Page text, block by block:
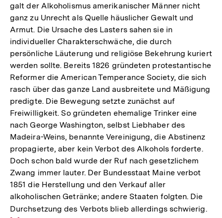
der
Fußnote
galt der Alkoholismus amerikanischer Männer nicht
ganz zu Unrecht als Quelle häuslicher Gewalt und
Armut. Die Ursache des Lasters sahen sie in
individueller Charakterschwäche, die durch
persönliche Läuterung und religiöse Bekehrung kuriert
werden sollte. Bereits 1826 gründeten protestantische
Reformer die American Temperance Society, die sich
rasch über das ganze Land ausbreitete und Mäßigung
predigte. Die Bewegung setzte zunächst auf
Freiwilligkeit. So gründeten ehemalige Trinker eine
nach George Washington, selbst Liebhaber des
Madeira-Weins, benannte Vereinigung, die Abstinenz
propagierte, aber kein Verbot des Alkohols forderte.
Doch schon bald wurde der Ruf nach gesetzlichem
Zwang immer lauter. Der Bundesstaat Maine verbot
1851 die Herstellung und den Verkauf aller
alkoholischen Getränke; andere Staaten folgten. Die
Durchsetzung des Verbots blieb allerdings schwierig.